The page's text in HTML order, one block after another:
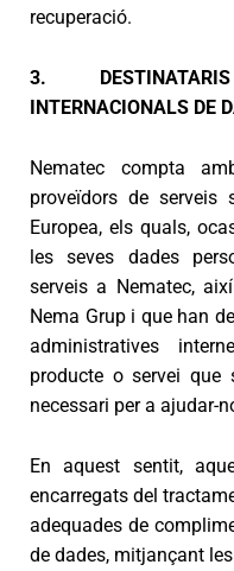
recuperació.
3.
INTERNACIONALS DE
Nematec compta
proveïdors de
Europea, els quals,
les seves dades
serveis a Nematec,
Nema Grup i que han
administratives
producte o servei que
necessari per a ajudar-
En aquest sentit,
encarregats del
adequades de
de dades, mitjançant les